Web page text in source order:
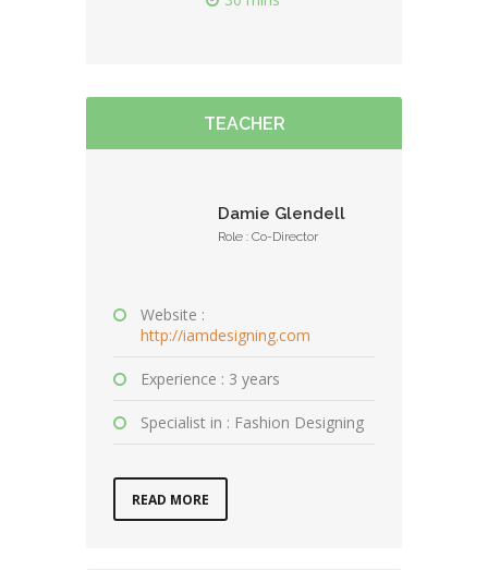
TEACHER
Damie Glendell
Role : Co-Director
Website :
http://iamdesigning.com
Experience : 3 years
Specialist in : Fashion Designing
READ MORE